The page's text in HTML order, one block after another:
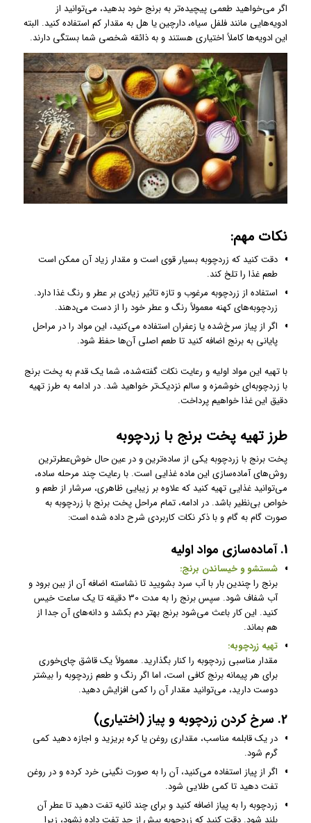
اگر می‌خواهید طعمی پیچیده‌تر به برنج خود بدهید، می‌توانید از
ادویه‌هایی مانند فلفل سیاه، دارچین یا هل به مقدار کم استفاده کنید. البته
این ادویه‌ها کاملاً اختیاری هستند و به ذائقه شخصی شما بستگی دارند.
نکات مهم:
دقت کنید که زردچوبه بسیار قوی است و مقدار زیاد آن ممکن است
طعم غذا را تلخ کند.
استفاده از زردچوبه مرغوب و تازه تاثیر زیادی بر عطر و رنگ غذا دارد.
زردچوبه‌های کهنه معمولاً رنگ و عطر خود را از دست می‌دهند.
اگر از پیاز سرخ‌شده یا زعفران استفاده می‌کنید، این مواد را در مراحل
پایانی به برنج اضافه کنید تا طعم اصلی آن‌ها حفظ شود.
با تهیه این مواد اولیه و رعایت نکات گفته‌شده، شما یک قدم به پخت برنج
با زردچوبه‌ای خوشمزه و سالم نزدیک‌تر خواهید شد. در ادامه به طرز تهیه
دقیق این غذا خواهیم پرداخت.
طرز تهیه پخت برنج با زردچوبه
پخت برنج با زردچوبه یکی از ساده‌ترین و در عین حال خوش‌عطرترین
روش‌های آماده‌سازی این ماده غذایی است. با رعایت چند مرحله ساده،
می‌توانید غذایی تهیه کنید که علاوه بر زیبایی ظاهری، سرشار از طعم و
خواص بی‌نظیر باشد. در ادامه، تمام مراحل پخت برنج با زردچوبه به
صورت گام به گام و با ذکر نکات کاربردی شرح داده شده است:
1. آماده‌سازی مواد اولیه
شستشو و خیساندن برنج:
برنج را چندین بار با آب سرد بشویید تا نشاسته اضافه آن از بین برود و
آب شفاف شود. سپس برنج را به مدت 30 دقیقه تا یک ساعت خیس
کنید. این کار باعث می‌شود برنج بهتر دم بکشد و دانه‌های آن جدا از
هم بماند.
تهیه زردچوبه:
مقدار مناسبی زردچوبه را کنار بگذارید. معمولاً یک قاشق چای‌خوری
برای هر پیمانه برنج کافی است، اما اگر رنگ و طعم زردچوبه را بیشتر
دوست دارید، می‌توانید مقدار آن را کمی افزایش دهید.
2. سرخ کردن زردچوبه و پیاز (اختیاری)
در یک قابلمه مناسب، مقداری روغن یا کره بریزید و اجازه دهید کمی
گرم شود.
اگر از پیاز استفاده می‌کنید، آن را به صورت نگینی خرد کرده و در روغن
تفت دهید تا کمی طلایی شود.
زردچوبه را به پیاز اضافه کنید و برای چند ثانیه تفت دهید تا عطر آن
بلند شود. دقت کنید که زردچوبه بیش از حد تفت داده نشود، زیرا